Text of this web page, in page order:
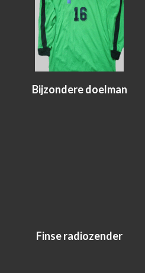
Bijzondere doelman
Finse radiozender